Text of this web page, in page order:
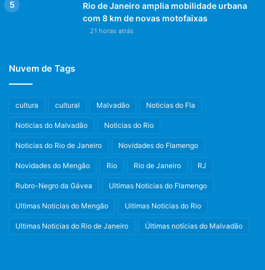
Rio de Janeiro amplia mobilidade urbana
com 8 km de novas motofaixas
21 horas atrás
Nuvem de Tags
cultura cultural Malvadão Noticias do Fla
Noticias do Malvadão Noticias do Rio
Noticias do Rio de Janeiro Novidades do Flamengo
Novidades do Mengão Rio Rio de Janeiro RJ
Rubro-Negro da Gávea Ultimas Noticias do Flamengo
Ultimas Noticias do Mengão Ultimas Noticias do Rio
Ultimas Noticias do Rio de Janeiro Últimas notícias do Malvadão